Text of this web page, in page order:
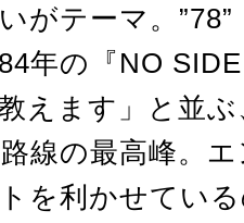
がテーマ。
年の『NO
えます」と並
線の最高峰。
を利かせてい